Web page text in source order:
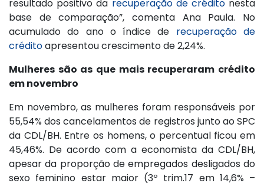
resultado positivo da recuperação de créditonesta
base de comparação”, comenta Ana Paula. No
acumulado do ano o índice de recuperação de
créditoapresentou crescimento de 2,24%.
Mulheres são as que mais recuperaram crédito
em novembro
Em novembro, as mulheres foram responsáveis por
55,54% dos cancelamentos de registros junto ao SPC
da CDL/BH. Entre os homens, o percentual ficou em
45,46%. De acordo com a economista da CDL/BH,
apesar da proporção de empregados desligados do
sexo feminino estar maior (3º trim.17 em 14,6% –